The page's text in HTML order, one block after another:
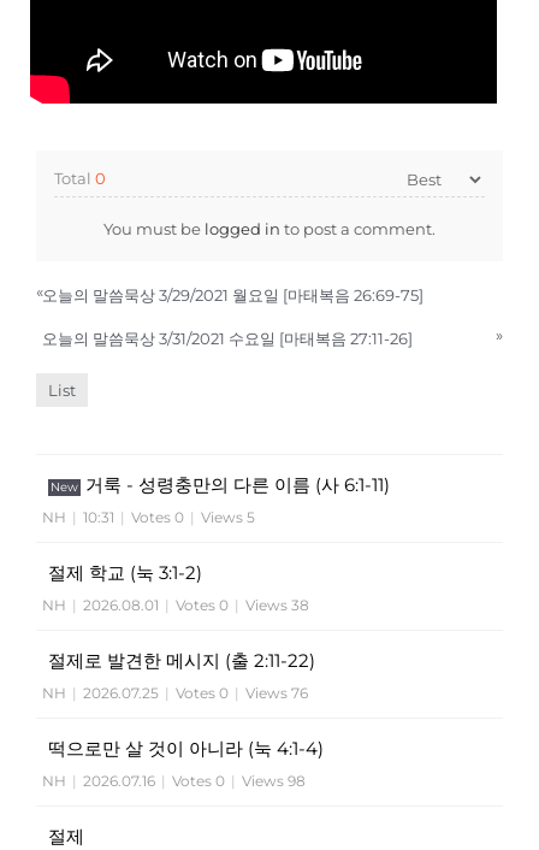
Total 0
You must be logged in to post a comment.
«오늘의 말씀묵상 3/29/2021 월요일 [마태복음 26:69-75]
오늘의 말씀묵상 3/31/2021 수요일 [마태복음 27:11-26] »
List
New 거룩 - 성령충만의 다른 이름 (사 6:1-11)
NH | 10:31 | Votes 0 | Views 5
절제 학교 (눅 3:1-2)
NH | 2026.08.01 | Votes 0 | Views 38
절제로 발견한 메시지 (출 2:11-22)
NH | 2026.07.25 | Votes 0 | Views 76
떡으로만 살 것이 아니라 (눅 4:1-4)
NH | 2026.07.16 | Votes 0 | Views 98
절제